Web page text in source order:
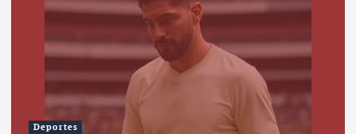
Deportes